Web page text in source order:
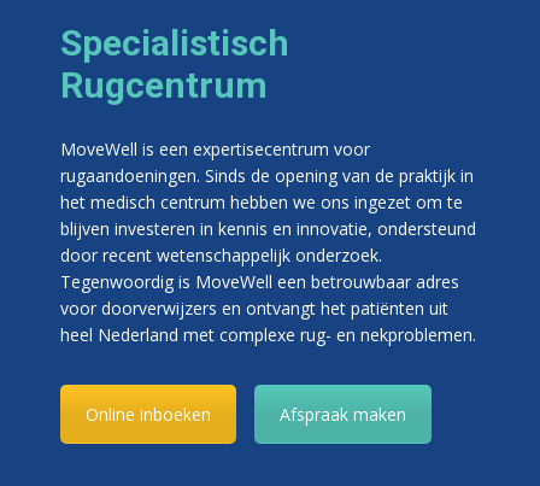
Specialistisch
Rugcentrum
MoveWell is een expertisecentrum voor
rugaandoeningen. Sinds de opening van de praktijk in
het medisch centrum hebben we ons ingezet om te
blijven investeren in kennis en innovatie, ondersteund
door recent wetenschappelijk onderzoek.
Tegenwoordig is MoveWell een betrouwbaar adres
voor doorverwijzers en ontvangt het patiënten uit
heel Nederland met complexe rug- en nekproblemen.
Online inboeken Afspraak maken